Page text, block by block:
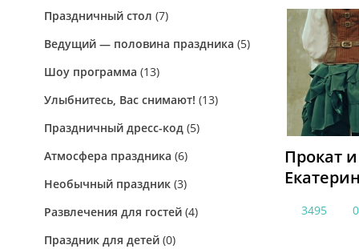
Праздничный стол (7)
Ведущий — половина праздника (5)
Шоу программа (13)
Улыбнитесь, Вас снимают! (13)
Праздничный дресс-код(5)
Атмосфера праздника (6)
Необычный праздник(3)
Развлечения для гостей(4)
Праздник для детей(0)
Прокат
3495 0